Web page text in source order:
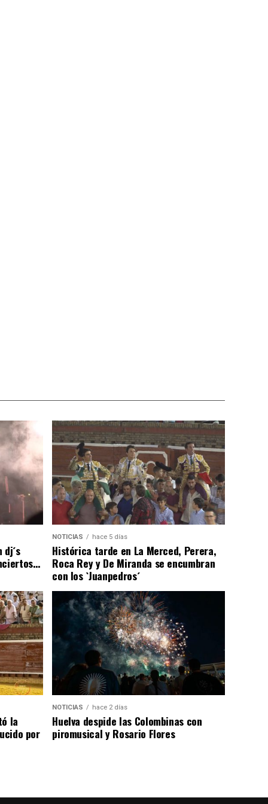
NOTICIAS hace 5 días
Histórica tarde en La Merced, Perera,
Roca Rey y De Miranda se encumbran
con los `Juanpedros´
la
por
NOTICIAS hace 2 días
Huelva despide las Colombinas con
piromusical y Rosario Flores